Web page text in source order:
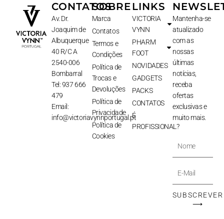
CONTATOS
Av. Dr.
Joaquim de
Albuquerque
40 R/C A
2540-006
Bombarral
Tel: 937 666
479
Email:
info@victoriavynnportugal.pt
SOBRE
Marca
Contatos
Termos e
Condições
Política de
Trocas e
Devoluções
Política de
Privacidade
Política de
Cookies
LINKS
VICTORIA
VYNN
PHARM
FOOT
NOVIDADES
GADGETS
PACKS
CONTATOS
É
PROFISSIONAL?
Mantenha-se
atualizado
com as
nossas
últimas
notícias,
receba
ofertas
exclusivas e
muito mais.
Nome
E-
Mail
SUBSCREVER
⟶